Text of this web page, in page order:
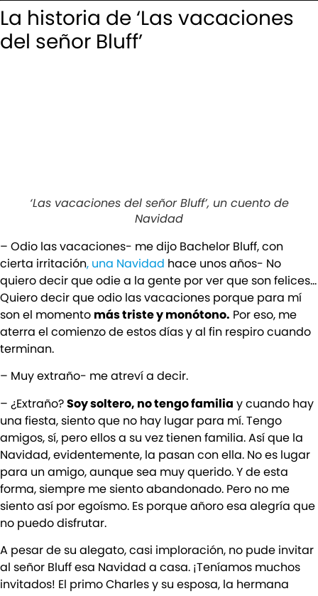
La historia de ‘Las vacaciones
del señor Bluff’
‘Las vacaciones del señor Bluff’, un cuento de
Navidad
– Odio las vacaciones- me dijo Bachelor Bluff, con
cierta irritación, una Navidad hace unos años- No
quiero decir que odie a la gente por ver que son felices…
Quiero decir que odio las vacaciones porque para mí
son el momento más triste y monótono. Por eso, me
aterra el comienzo de estos días y al fin respiro cuando
terminan.
– Muy extraño- me atreví a decir.
– ¿Extraño?Soy soltero, no tengo familia y cuando hay
una fiesta, siento que no hay lugar para mí. Tengo
amigos, sí, pero ellos a su vez tienen familia. Así que la
Navidad, evidentemente, la pasan con ella. No es lugar
para un amigo, aunque sea muy querido. Y de esta
forma, siempre me siento abandonado. Pero no me
siento así por egoísmo. Es porque añoro esa alegría que
no puedo disfrutar.
A pesar de su alegato, casi imploración, no pude invitar
al señor Bluff esa Navidad a casa. ¡Teníamos muchos
invitados! El primo Charles y su esposa, la hermana